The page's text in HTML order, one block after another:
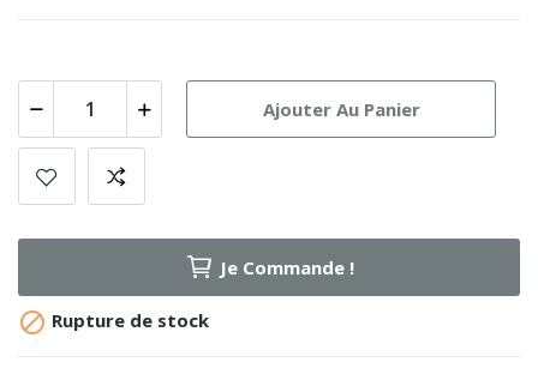
Ajouter Au Panier
Je Commande !
 Rupture de stock